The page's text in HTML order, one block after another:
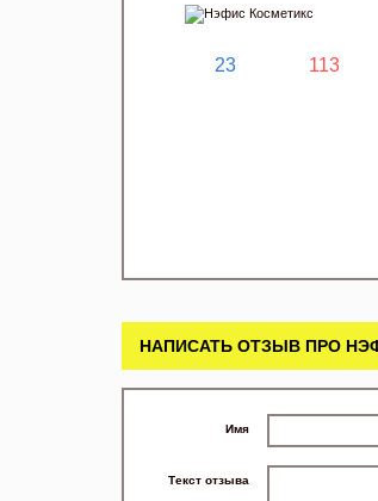
23 113
НАПИСАТЬ ОТЗЫВ ПРО
Имя
Текст отзыва